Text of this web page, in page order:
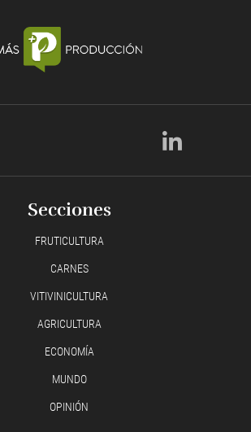
Secciones
FRUTICULTURA
CARNES
VITIVINICULTURA
AGRICULTURA
ECONOMÍA
MUNDO
OPINIÓN